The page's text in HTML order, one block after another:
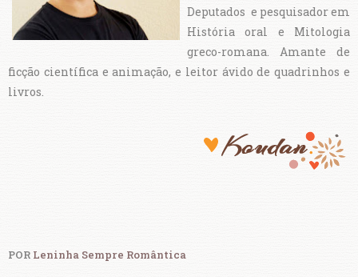
Deputados e pesquisador em
História oral e Mitologia
greco-romana. Amante de
ficção científica e animação, e leitor ávido de quadrinhos e
livros.
POR Leninha Sempre Romântica